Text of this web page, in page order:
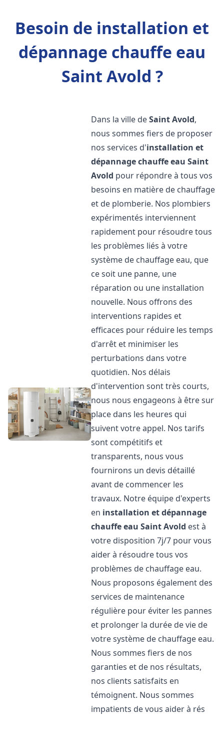
Besoin de installation et
dépannage chauffe eau
Saint Avold ?
Dans la ville deSaint Avold,
nous sommes fiers de proposer
nos services d'installation et
dépannage chauffe eau Saint
Avold pour répondre à tous vos
besoins en matière de chauffage
et de plomberie. Nos plombiers
expérimentés interviennent
rapidement pour résoudre tous
les problèmes liés à votre
système de chauffage eau, que
ce soit une panne, une
réparation ou une installation
nouvelle. Nous offrons des
interventions rapides et
efficaces pour réduire les temps
d'arrêt et minimiser les
perturbations dans votre
quotidien. Nos délais
d'intervention sont très courts,
nous nous engageons à être sur
place dans les heures qui
suivent votre appel. Nos tarifs
sont compétitifs et
transparents, nous vous
fournirons un devis détaillé
avant de commencer les
travaux. Notre équipe d'experts
en installation et dépannage
chauffe eau Saint Avold est à
votre disposition 7j/7 pour vous
aider à résoudre tous vos
problèmes de chauffage eau.
Nous proposons également des
services de maintenance
régulière pour éviter les pannes
et prolonger la durée de vie de
votre système de chauffage eau.
Nous sommes fiers de nos
garanties et de nos résultats,
nos clients satisfaits en
témoignent. Nous sommes
impatients de vous aider à rés